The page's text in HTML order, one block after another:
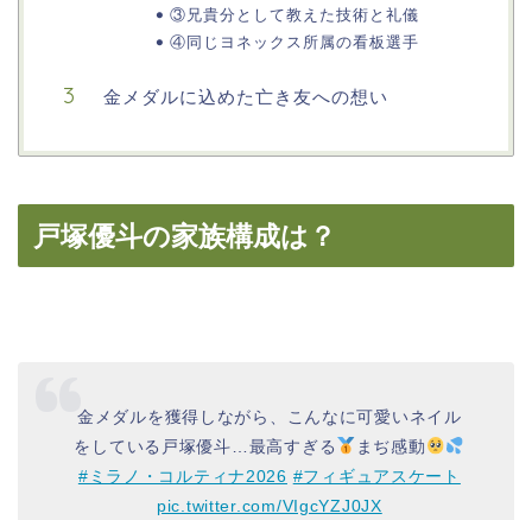
③兄貴分として教えた技術と礼儀
④同じヨネックス所属の看板選手
金メダルに込めた亡き友への想い
戸塚優斗の家族構成は？
金メダルを獲得しながら、こんなに可愛いネイル
をしている戸塚優斗…最高すぎる
まぢ感動
#ミラノ・コルティナ2026 #フィギュアスケート
pic.twitter.com/VIgcYZJ0JX